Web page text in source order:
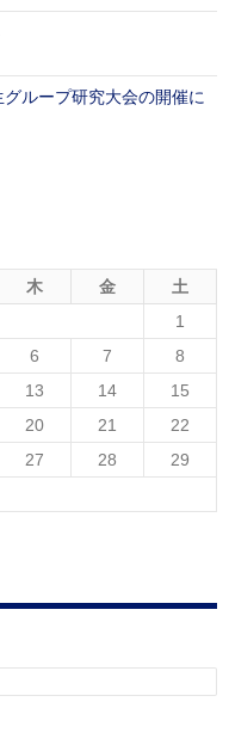
ループ研究大会の開催に
木 金
土
1
6 7
8
13 14
15
20 21
22
27 28
29